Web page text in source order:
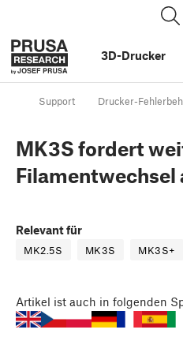
3D-Drucker
Support Drucker-
MK3S fordert
Filamentwechsel
Relevant für
MK2.5S MK3S MK3S+
Artikel ist auch in folgenden